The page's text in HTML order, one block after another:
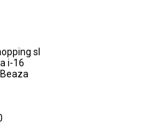
sl
i-16